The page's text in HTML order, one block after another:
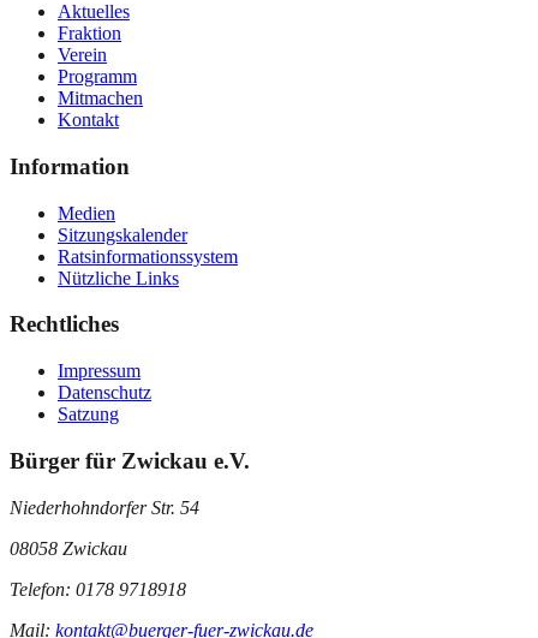
Aktuelles
Fraktion
Verein
Programm
Mitmachen
Kontakt
Information
Medien
Sitzungskalender
Ratsinformationssystem
Nützliche Links
Rechtliches
Impressum
Datenschutz
Satzung
Bürger für Zwickau e.V.
Niederhohndorfer Str. 54
08058 Zwickau
Telefon: 0178 9718918
Mail: kontakt@buerger-fuer-zwickau.de